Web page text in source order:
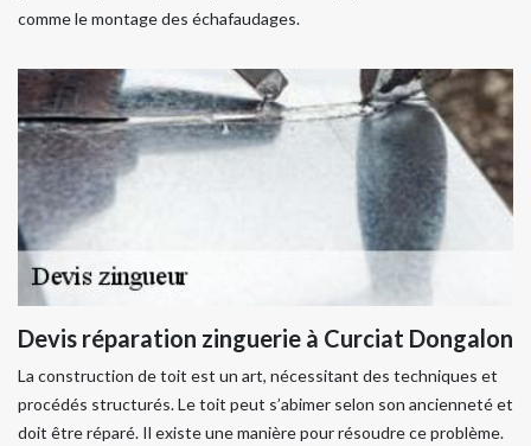
comme le montage des échafaudages.
Devis réparation zinguerie à Curciat Dongalon
La construction de toit est un art, nécessitant des techniques et
procédés structurés. Le toit peut s’abimer selon son ancienneté et
doit être réparé. Il existe une manière pour résoudre ce problème.